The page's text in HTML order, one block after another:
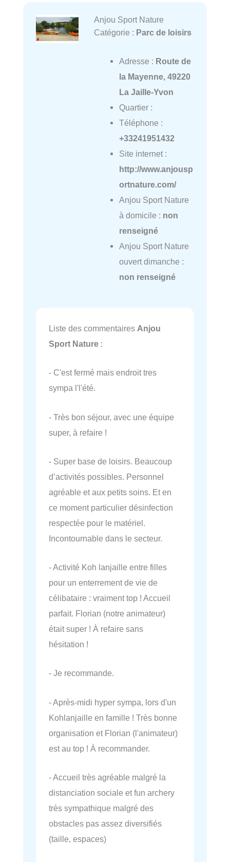
Anjou Sport Nature
Catégorie : Parc de loisirs
Adresse : Route de
la Mayenne, 49220
La Jaille-Yvon
Quartier :
Téléphone :
+33241951432
Site internet :
http://www.anjousp
ortnature.com/
Anjou Sport Nature
à domicile : non
renseigné
Anjou Sport Nature
ouvert dimanche :
non renseigné
Liste des commentaires Anjou
Sport Nature :
- C'est fermé mais endroit tres
sympa l'l'été.
- Très bon séjour, avec une équipe
super, à refaire !
- Super base de loisirs. Beaucoup
d’activités possibles. Personnel
agréable et aux petits soins. Et en
ce moment particulier désinfection
respectée pour le matériel.
Incontournable dans le secteur.
- Activité Koh lanjaille entre filles
pour un enterrement de vie de
célibataire : vraiment top ! Accueil
parfait. Florian (notre animateur)
était super ! À refaire sans
hésitation !
- Je recommande.
- Après-midi hyper sympa, lors d'un
Kohlanjaille en famille ! Très bonne
organisation et Florian (l'animateur)
est au top ! À recommander.
- Accueil très agréable malgré la
distanciation sociale et fun archery
très sympathique malgré des
obstacles pas assez diversifiés
(taille, espaces)